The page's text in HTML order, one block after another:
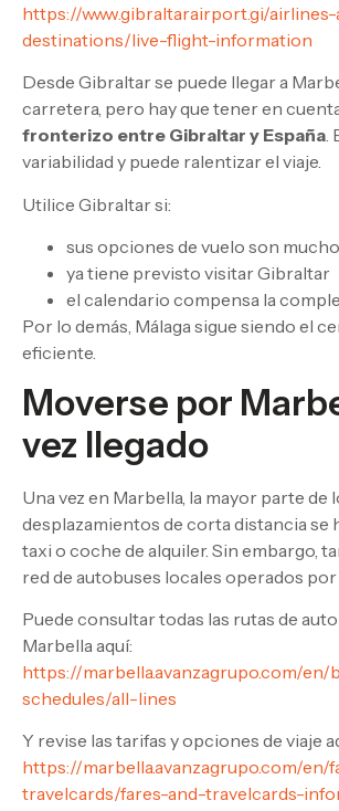
https://www.gibraltarairport.gi/
destinations/live-flight-information
Desde Gibraltar se puede llegar a
carretera, pero hay que tener en
fronterizo entre Gibraltar y España.
variabilidad y puede ralentizar el viaje.
Utilice Gibraltar si:
sus opciones de vuelo son
ya tiene previsto visitar Gibraltar
el calendario compensa la
Por lo demás, Málaga sigue siendo el
eficiente.
Moverse por
vez llegado
Una vez en Marbella, la mayor parte de
desplazamientos de corta distancia se
taxi o coche de alquiler. Sin embargo,
red de autobuses locales operados por
Puede consultar todas las rutas de
Marbella aquí:
https://marbella.avanzagrupo.com/
schedules/all-lines
Y revise las tarifas y opciones de viaje
https://marbella.avanzagrupo.com/en/
travelcards/fares-and-travelcards-